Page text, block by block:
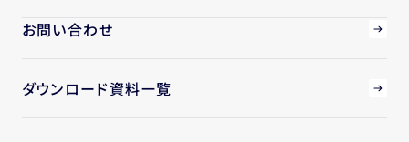
お問い合わせ
ダウンロード資料一覧